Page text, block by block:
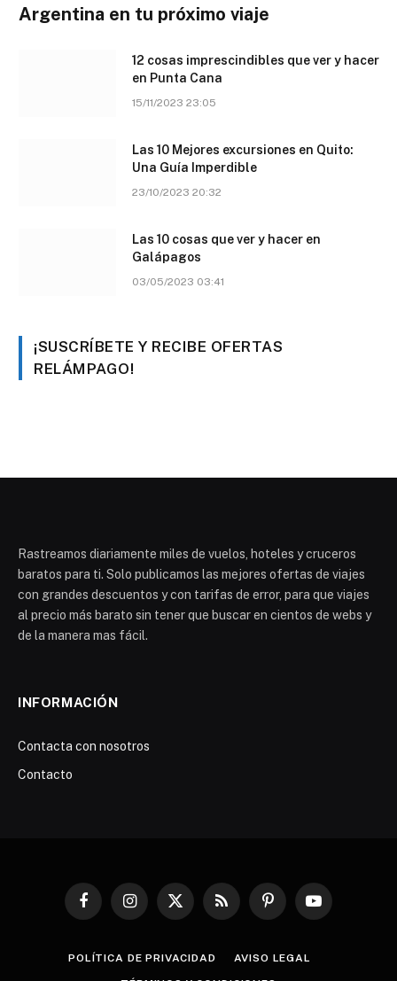
Argentina en tu próximo viaje
12 cosas imprescindibles que ver y hacer
en Punta Cana
15/11/2023 23:05
Las 10 Mejores excursiones en Quito:
Una Guía Imperdible
23/10/2023 20:32
Las 10 cosas que ver y hacer en
Galápagos
03/05/2023 03:41
¡SUSCRÍBETE Y RECIBE OFERTAS
RELÁMPAGO!
Rastreamos diariamente miles de vuelos, hoteles y cruceros
baratos para ti. Solo publicamos las mejores ofertas de viajes
con grandes descuentos y con tarifas de error, para que viajes
al precio más barato sin tener que buscar en cientos de webs y
de la manera mas fácil.
INFORMACIÓN
Contacta con nosotros
Contacto
FacebookInstagram
X
RSS PinterestYouTube
POLÍTICA DE PRIVACIDAD AVISO LEGAL